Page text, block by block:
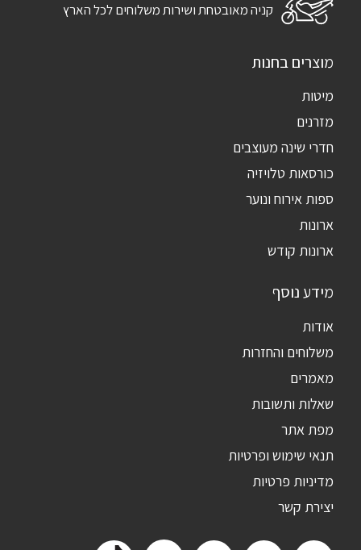
קניה מאובטחת ושירות משלוחים לכל הארץ
מוצרים בחנות
מיטות
מזרנים
חדרי שינה מעוצבים
כורסאות טלויזיה
ספות אירוח ונוער
ארונות
ארונות קודש
מידע נוסף
אודות
משלוחים והחזרות
מאמרים
שאלות ותשובות
מפת אתר
תנאי שימוש ופרטיות
מדיניות פרטיות
יצירת קשר